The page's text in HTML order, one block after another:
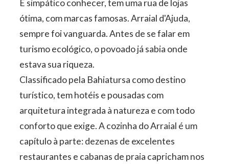
É simpático conhecer, tem uma rua de lojas
ótima, com marcas famosas. Arraial d'Ajuda,
sempre foi vanguarda. Antes de se falar em
turismo ecológico, o povoado já sabia onde
estava sua riqueza.
Classificado pela Bahiatursa como destino
turístico, tem hotéis e pousadas com
arquitetura integrada à natureza e com todo
conforto que exige. A cozinha do Arraial é um
capítulo à parte: dezenas de excelentes
restaurantes e cabanas de praia capricham nos